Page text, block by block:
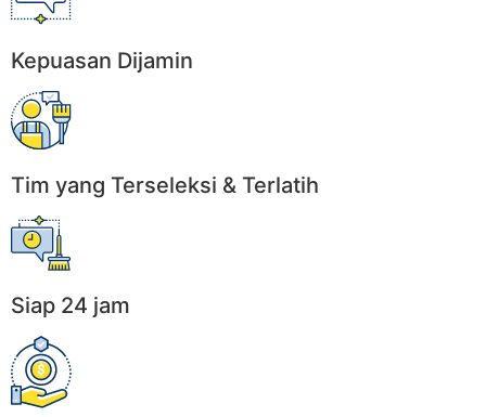
Kepuasan Dijamin
Tim yang Terseleksi & Terlatih
Siap 24 jam